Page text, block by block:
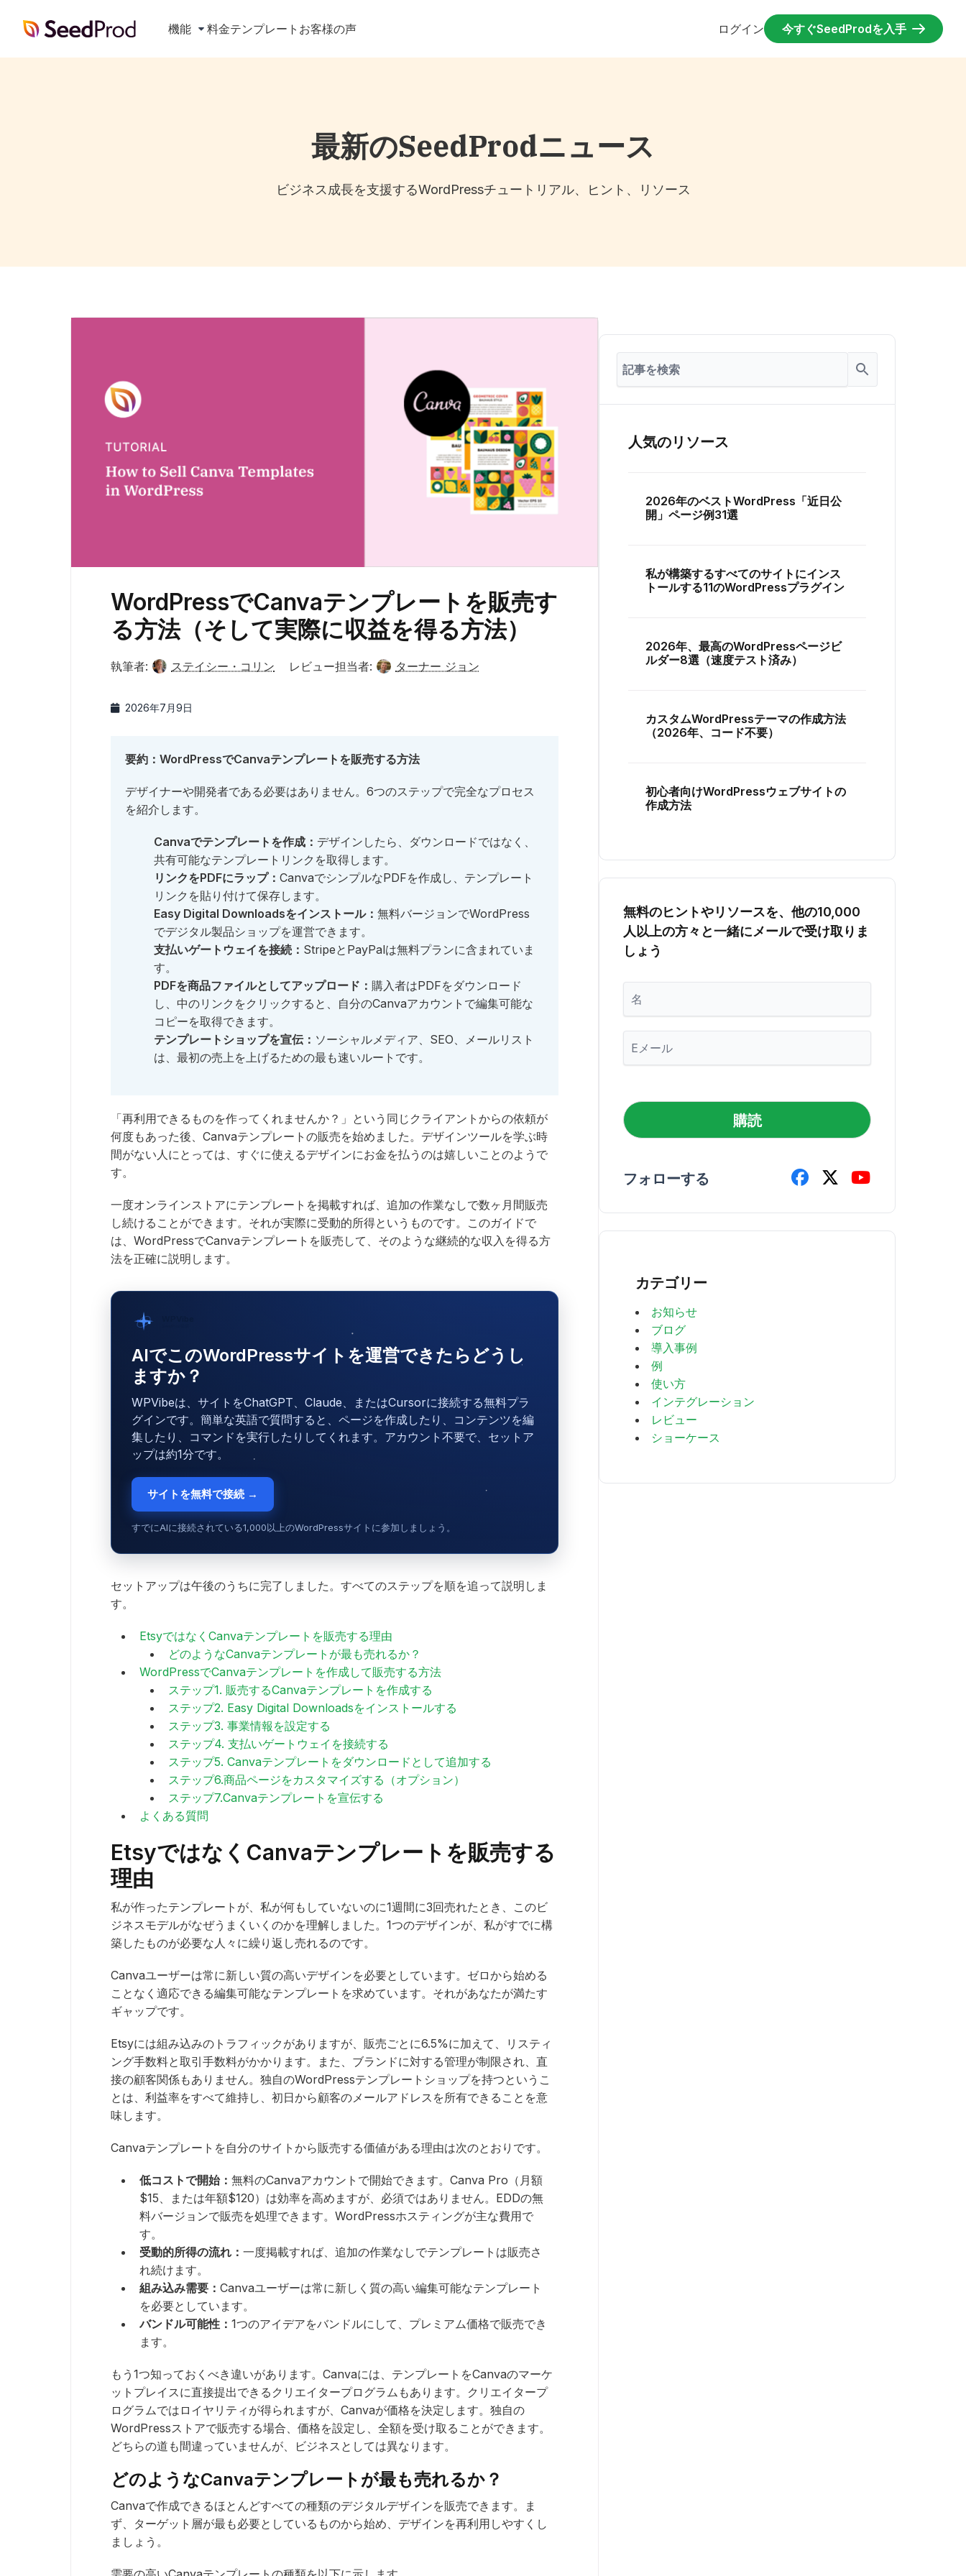
SeedProd 機能 料金テンプレート お客様の声 ログイン 今すぐSeedProdを入手
最新のSeedProdニュース
ビジネス成長を支援するWordPressチュートリアル、ヒント、リソース
WordPressでCanvaテンプレートを販売す
る方法（そして実際に収益を得る方法）
執筆者: ステイシー・コリン レビュー担当者: ターナー ジョン
2026年7月9日
要約：WordPressでCanvaテンプレートを販売する方法
デザイナーや開発者である必要はありません。6つのステップで完全なプロセス
を紹介します。
Canvaでテンプレートを作成： デザインしたら、ダウンロードではなく、
共有可能なテンプレートリンクを取得します。
リンクをPDFにラップ： CanvaでシンプルなPDFを作成し、テンプレート
リンクを貼り付けて保存します。
Easy Digital Downloadsをインストール： 無料バージョンでWordPress
でデジタル製品ショップを運営できます。
支払いゲートウェイを接続： StripeとPayPalは無料プランに含まれていま
す。
PDFを商品ファイルとしてアップロード： 購入者はPDFをダウンロード
し、中のリンクをクリックすると、自分のCanvaアカウントで編集可能な
コピーを取得できます。
テンプレートショップを宣伝： ソーシャルメディア、SEO、メールリスト
は、最初の売上を上げるための最も速いルートです。
「再利用できるものを作ってくれませんか？」という同じクライアントからの依頼が
何度もあった後、Canvaテンプレートの販売を始めました。デザインツールを学ぶ時
間がない人にとっては、すぐに使えるデザインにお金を払うのは嬉しいことのようで
す。
一度オンラインストアにテンプレートを掲載すれば、追加の作業なしで数ヶ月間販売
し続けることができます。それが実際に受動的所得というものです。このガイドで
は、WordPressでCanvaテンプレートを販売して、そのような継続的な収入を得る方
法を正確に説明します。
AIでこのWordPressサイトを運営できたらどうし
ますか？
WPVibeは、サイトをChatGPT、Claude、またはCursorに接続する無料プラ
グインです。簡単な英語で質問すると、ページを作成したり、コンテンツを編
集したり、コマンドを実行したりしてくれます。アカウント不要で、セットア
ップは約1分です。
サイトを無料で接続 →
すでにAIに接続されている1,000以上のWordPressサイトに参加しましょう。
セットアップは午後のうちに完了しました。すべてのステップを順を追って説明しま
す。
EtsyではなくCanvaテンプレートを販売する理由
どのようなCanvaテンプレートが最も売れるか？
WordPressでCanvaテンプレートを作成して販売する方法
ステップ1. 販売するCanvaテンプレートを作成する
ステップ2. Easy Digital Downloadsをインストールする
ステップ3. 事業情報を設定する
ステップ4. 支払いゲートウェイを接続する
ステップ5. Canvaテンプレートをダウンロードとして追加する
ステップ6.商品ページをカスタマイズする（オプション）
ステップ7.Canvaテンプレートを宣伝する
よくある質問
EtsyではなくCanvaテンプレートを販売する
理由
私が作ったテンプレートが、私が何もしていないのに1週間に3回売れたとき、このビ
ジネスモデルがなぜうまくいくのかを理解しました。1つのデザインが、私がすでに構
築したものが必要な人々に繰り返し売れるのです。
Canvaユーザーは常に新しい質の高いデザインを必要としています。ゼロから始める
ことなく適応できる編集可能なテンプレートを求めています。それがあなたが満たす
ギャップです。
Etsyには組み込みのトラフィックがありますが、販売ごとに6.5%に加えて、リスティ
ング手数料と取引手数料がかかります。また、ブランドに対する管理が制限され、直
接の顧客関係もありません。独自のWordPressテンプレートショップを持つというこ
とは、利益率をすべて維持し、初日から顧客のメールアドレスを所有できることを意
味します。
Canvaテンプレートを自分のサイトから販売する価値がある理由は次のとおりです。
低コストで開始： 無料のCanvaアカウントで開始できます。Canva Pro（月額
$15、または年額$120）は効率を高めますが、必須ではありません。EDDの無
料バージョンで販売を処理できます。WordPressホスティングが主な費用で
す。
受動的所得の流れ： 一度掲載すれば、追加の作業なしでテンプレートは販売さ
れ続けます。
組み込み需要： Canvaユーザーは常に新しく質の高い編集可能なテンプレート
を必要としています。
バンドル可能性： 1つのアイデアをバンドルにして、プレミアム価格で販売でき
ます。
もう1つ知っておくべき違いがあります。Canvaには、テンプレートをCanvaのマーケ
ットプレイスに直接提出できるクリエイタープログラムもあります。クリエイタープ
ログラムではロイヤリティが得られますが、Canvaが価格を決定します。独自の
WordPressストアで販売する場合、価格を設定し、全額を受け取ることができます。
どちらの道も間違っていませんが、ビジネスとしては異なります。
どのようなCanvaテンプレートが最も売れるか？
Canvaで作成できるほとんどすべての種類のデジタルデザインを販売できます。ま
ず、ターゲット層が最も必要としているものから始め、デザインを再利用しやすくし
ましょう。
人気のリソース
2026年のベストWordPress「近日公
開」ページ例31選
私が構築するすべてのサイトにインス
トールする11のWordPressプラグイン
2026年、最高のWordPressページビ
ルダー8選（速度テスト済み）
カスタムWordPressテーマの作成方法
（2026年、コード不要）
初心者向けWordPressウェブサイトの
作成方法
無料のヒントやリソースを、他の10,000
人以上の方々と一緒にメールで受け取りま
しょう
ー
ル
購読
フォローする
カテゴリー
お知らせ
ブログ
導入事例
例
使い方
インテグレーション
レビュー
ショーケース